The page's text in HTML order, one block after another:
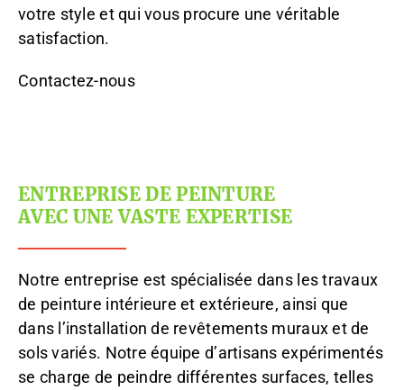
votre style et qui vous procure une véritable
satisfaction.
Contactez-nous
ENTREPRISE DE PEINTURE
AVEC UNE VASTE EXPERTISE
Notre entreprise est spécialisée dans les travaux
de peinture intérieure et extérieure, ainsi que
dans l’installation de revêtements muraux et de
sols variés. Notre équipe d’artisans expérimentés
se charge de peindre différentes surfaces, telles